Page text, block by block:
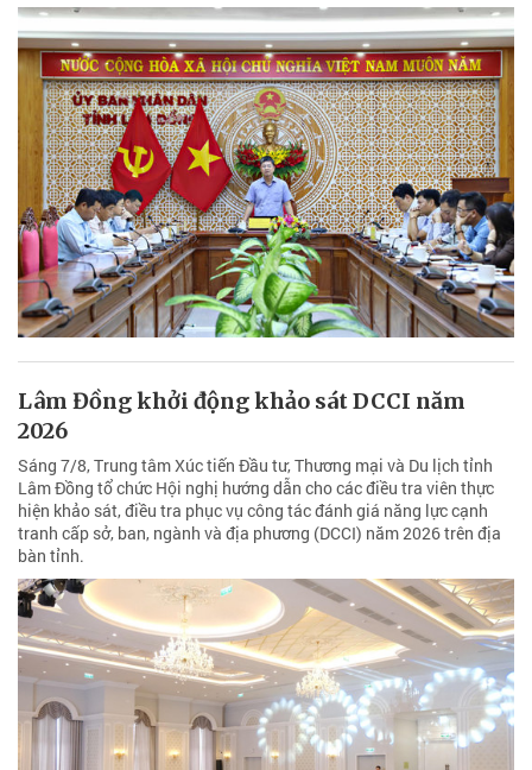
Lâm Đồng khởi động khảo sát DCCI năm
2026
Sáng 7/8, Trung tâm Xúc tiến Đầu tư, Thương mại và Du lịch tỉnh
Lâm Đồng tổ chức Hội nghị hướng dẫn cho các điều tra viên thực
hiện khảo sát, điều tra phục vụ công tác đánh giá năng lực cạnh
tranh cấp sở, ban, ngành và địa phương (DCCI) năm 2026 trên địa
bàn tỉnh.